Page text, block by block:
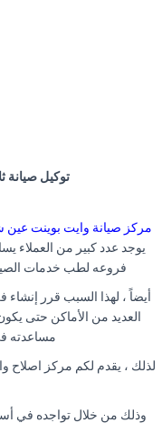
توكيل
مركز صيانة وايت بوينت
يوجد عدد كبير من العملاء
فروعه لطب خدمات
أيضاً ، لهذا السبب قرر
العديد من الأماكن حتى
مساعدته
لذلك ، يقدم لكم مركز
وذلك من خلال تواجده في